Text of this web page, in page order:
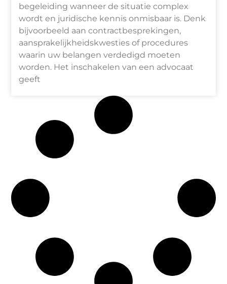
begeleiding wanneer de situatie complex
wordt en juridische kennis onmisbaar is. Denk
bijvoorbeeld aan contractbesprekingen,
aansprakelijkheidskwesties of procedures
waarin uw belangen verdedigd moeten
worden. Het inschakelen van een advocaat
geeft